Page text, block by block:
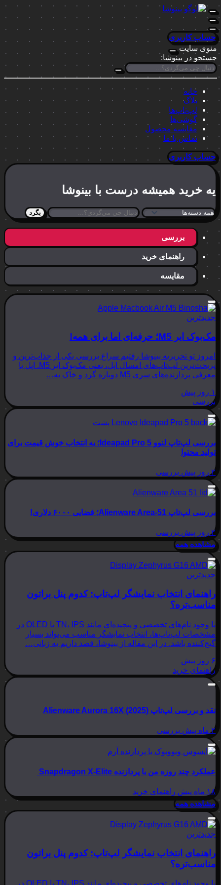
حساب کاربری
منوی سایت
جستجو در بینوشا:
خانه
بلاگ
لپ‌تاپ‌ها
گوشی‌ها
مقایسه محصول
تماس با ما
حساب کاربری
یه خرید همیشه درست با بینوشا
بگرد
بررسی
راهنمای خرید
مقایسه
جدیدترین
مک‌بوک ایر M5؛ حرفه‌ای اما برای همه!
امروز تو تحریریه بینوشا رفتیم سراغ بررسی یکی از جذاب‌ترین و
پربحث‌ترین لپ‌تاپ‌های امسال اپل، یعنی مک‌بوک ایر M5. اپل با
معرفی پردازنده‌های سری M5 دوباره گرد و خاک به…
۱ روز پیش
بررسی
بررسی لپ‌تاپ لنوو Ideapad Pro 5؛ یه انتخاب خوش قیمت برای
تولید محتوا
۲ روز پیش بررسی
بررسی لپ‌تاپ Alienware Area-51؛ فضایی ۶۰۰۰ دلاری!
۲ روز پیش
بررسی
مشاهده همه
جدیدترین
راهنمای انتخاب نمایشگر لپ‌تاپ: کدوم پنل براتون
مناسب‌تره؟
با وجود نام‌های تخصصی و پیچیده‌ای مانند TN، IPS یا OLED در
مشخصات لپ‌تاپ‌ها، انتخاب نمایشگر مناسب می‌تواند بسیار
گیج‌کننده باشد. در این مقاله از بینوشا، قصد داریم به زبانی…
۶ روز پیش
راهنمای خرید
نقد و بررسی لپ‌تاپ Alienware Aurora 16X (2025)
۲ ماه پیش بررسی
عملکرد چند روزه من با پردازنده Snapdragon X-Elite
۱۸ ماه پیش
راهنمای خرید
مشاهده همه
جدیدترین
راهنمای انتخاب نمایشگر لپ‌تاپ: کدوم پنل براتون
مناسب‌تره؟